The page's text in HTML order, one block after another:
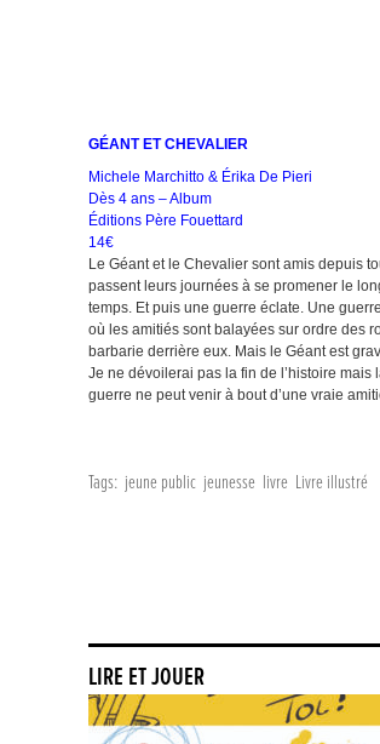
GÉANT ET CHEVALIER
Michele Marchitto & Érika De Pieri
Dès 4 ans – Album
Éditions Père Fouettard
14€
Le Géant et le Chevalier sont amis depuis
passent leurs journées à se promener le
temps. Et puis une guerre éclate. Une
où les amitiés sont balayées sur ordre des
barbarie derrière eux. Mais le Géant est
Je ne dévoilerai pas la fin de l’histoire
guerre ne peut venir à bout d’une vraie
Tags: jeune public jeunesse livre Livre illustré
LIRE ET JOUER